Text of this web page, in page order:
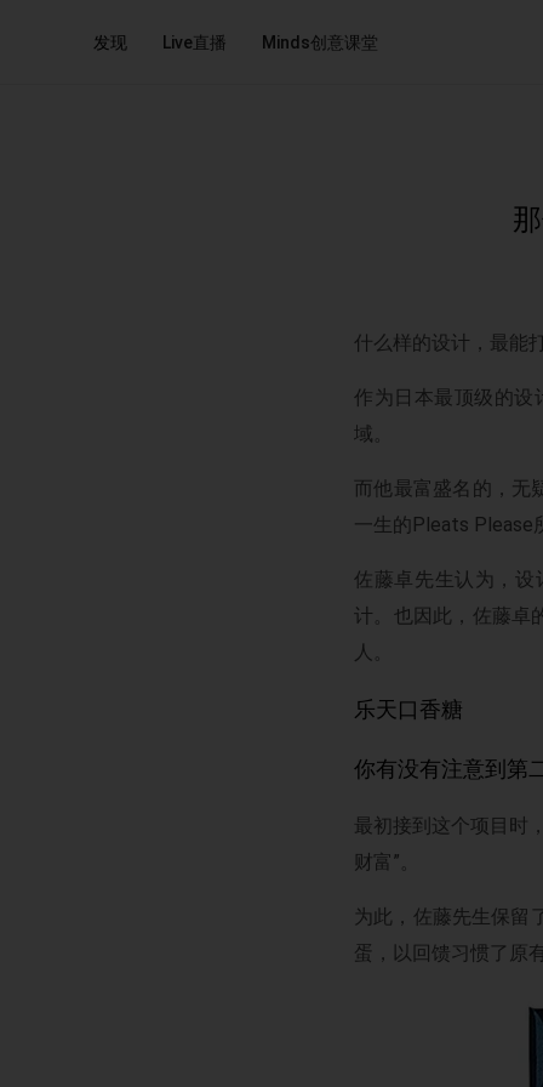
发现 Live直播 Minds创意课堂
什么样的设计，最能
作为日本最顶级的设
域。
而他最富盛名的，无
一生的Pleats Please
佐藤卓先生认为，设
计。也因此，佐藤卓
人。
乐天口香糖
你有没有注意到第
最初接到这个项目时
财富”。
为此，佐藤先生保留
蛋，以回馈习惯了原